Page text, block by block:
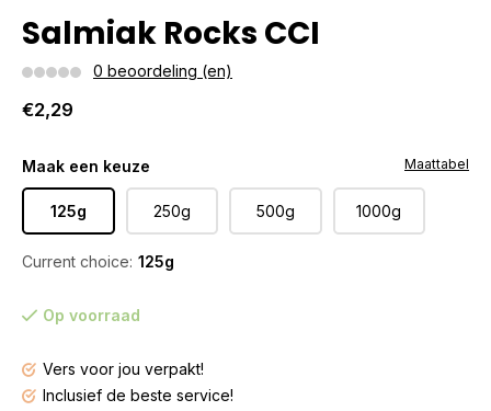
Salmiak Rocks CCI
0 beoordeling (en)
€2,29
Maak een keuze
125g 250g 500g 1000g
Current choice: 125g
Maattabel
Op voorraad
Vers voor jou verpakt!
Inclusief de beste service!